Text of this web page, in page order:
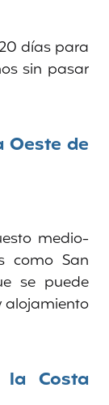
días para
sin pasar
Oeste de
medio-
como San
se puede
alojamiento
la Costa